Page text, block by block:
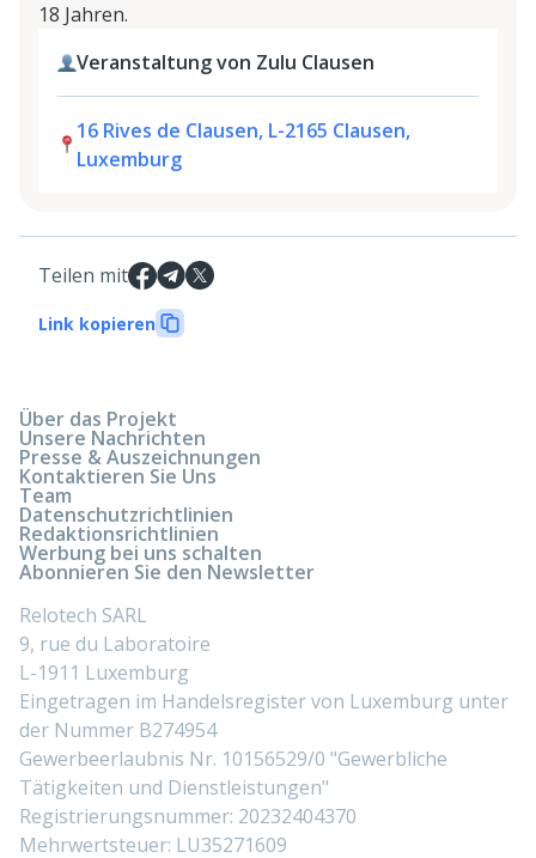
18 Jahren.
Veranstaltung von Zulu Clausen
16 Rives de Clausen, L-2165 Clausen,
Luxemburg
Teilen mit
Link kopieren
Über das Projekt
Unsere Nachrichten
Presse & Auszeichnungen
Kontaktieren Sie Uns
Team
Datenschutzrichtlinien
Redaktionsrichtlinien
Werbung bei uns schalten
Abonnieren Sie den Newsletter
Relotech SARL
9, rue du Laboratoire
L-1911 Luxemburg
Eingetragen im Handelsregister von Luxemburg unter
der Nummer B274954
Gewerbeerlaubnis Nr. 10156529/0 "Gewerbliche
Tätigkeiten und Dienstleistungen"
Registrierungsnummer: 20232404370
Mehrwertsteuer: LU35271609